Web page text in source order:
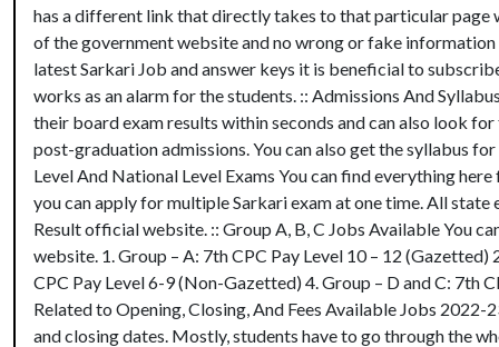
has a different link that directly takes to that particular
of the government website and no wrong or fake
latest Sarkari Job and answer keys it is beneficial to
works as an alarm for the students. :: Admissions And
their board exam results within seconds and can also look
post-graduation admissions. You can also get the syllabus
Level And National Level Exams You can find everything
you can apply for multiple Sarkari exam at one time. All
Result official website. :: Group A, B, C Jobs Available You
website. 1. Group – A: 7th CPC Pay Level 10 – 12
CPC Pay Level 6-9 (Non-Gazetted) 4. Group – D and C: 7th
Related to Opening, Closing, And Fees Available Jobs
and closing dates. Mostly, students have to go through the